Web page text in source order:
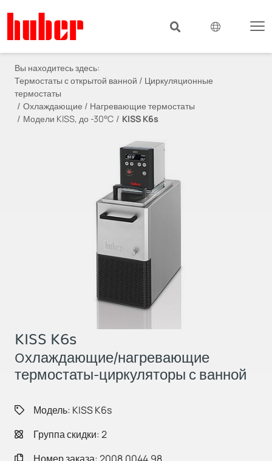
Вы находитесь здесь:
Термостаты с открытой ванной / Циркуляционные
термостаты
Охлаждающие / Нагревающие термостаты
Модели KISS, до -30°C
KISS K6s
KISS K6s
Oхлаждающие/нагревающие
термостаты-циркуляторы с ванной
Модель: KISS K6s
Группа скидки: 2